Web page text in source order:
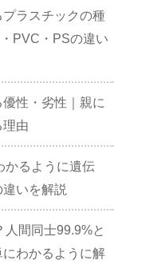
ラスチックの種
PVC・PSの違い
性・劣性｜親に
由
かるように遺伝
いを解説
間同士99.9%と
わかるように解